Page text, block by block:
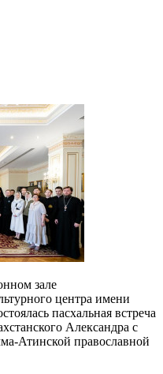
зале
центра имени
пасхальная встреча
Александра с
Атинской православной